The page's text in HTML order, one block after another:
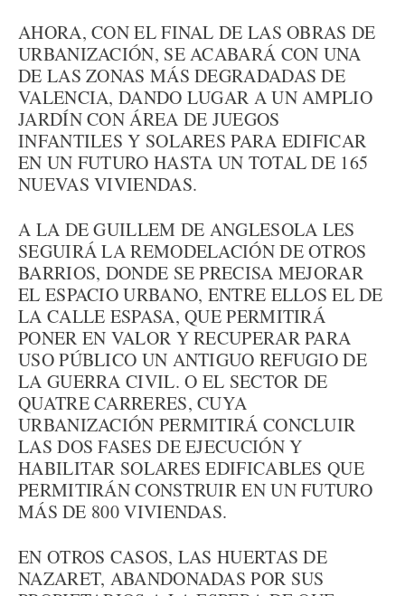
AHORA, CON EL FINAL DE LAS OBRAS DE
URBANIZACIÓN, SE ACABARÁ CON UNA
DE LAS ZONAS MÁS DEGRADADAS DE
VALENCIA, DANDO LUGAR A UN AMPLIO
JARDÍN CON ÁREA DE JUEGOS
INFANTILES Y SOLARES PARA EDIFICAR
EN UN FUTURO HASTA UN TOTAL DE 165
NUEVAS VIVIENDAS.
A LA DE GUILLEM DE ANGLESOLA LES
SEGUIRÁ LA REMODELACIÓN DE OTROS
BARRIOS, DONDE SE PRECISA MEJORAR
EL ESPACIO URBANO, ENTRE ELLOS EL DE
LA CALLE ESPASA, QUE PERMITIRÁ
PONER EN VALOR Y RECUPERAR PARA
USO PÚBLICO UN ANTIGUO REFUGIO DE
LA GUERRA CIVIL. O EL SECTOR DE
QUATRE CARRERES, CUYA
URBANIZACIÓN PERMITIRÁ CONCLUIR
LAS DOS FASES DE EJECUCIÓN Y
HABILITAR SOLARES EDIFICABLES QUE
PERMITIRÁN CONSTRUIR EN UN FUTURO
MÁS DE 800 VIVIENDAS.
EN OTROS CASOS, LAS HUERTAS DE
NAZARET, ABANDONADAS POR SUS